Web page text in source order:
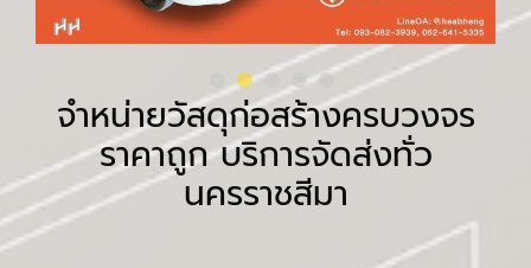
จำหน่ายวัสดุก่อสร้างครบวงจร
ราคาถูก บริการจัดส่งทั่ว
นครราชสีมา